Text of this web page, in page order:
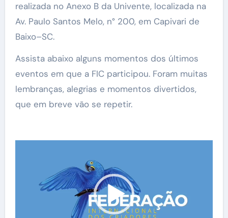
realizada no Anexo B da Univente, localizada na
Av. Paulo Santos Melo, n° 200, em Capivari de
Baixo–SC.
Assista abaixo alguns momentos dos últimos
eventos em que a FIC participou. Foram muitas
lembranças, alegrias e momentos divertidos,
que em breve vão se repetir.